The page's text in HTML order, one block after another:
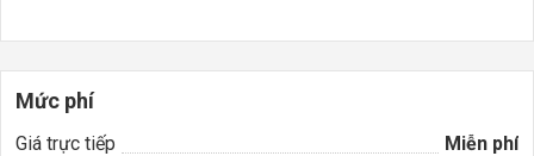
Mức phí
Giá trực tiếp Miễn phí